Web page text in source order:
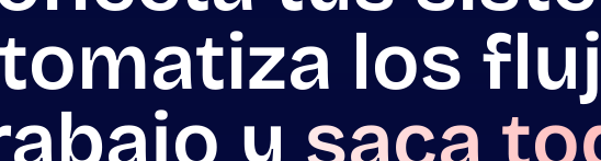
los
y saca